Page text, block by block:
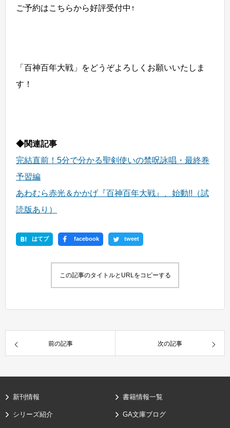
ご予約はこちらから好評受付中↑
「百神百年大戦」をどうぞよろしくお願いいたしま
す！
◆関連記事
完結直前！5分で分かる聖剣使いの禁呪詠唱・最終巻
予習編
あわむら赤光＆かかげ『百神百年大戦』、始動!!（試
読版あり）
はてブ facebook tweet
この記事のタイトルとURLをコピーする
前の記事 次の記事
新刊情報 書籍情報一覧
シリーズ紹介 GA文庫ブログ